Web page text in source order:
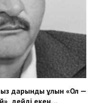
дарынды ұлын «Ол —
дейді екен…